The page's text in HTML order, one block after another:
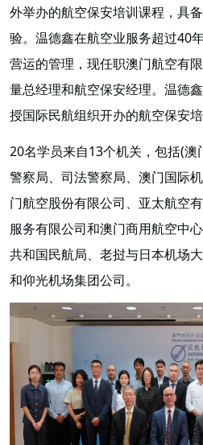
外举办的航空保安培训课程，具
验。温德鑫在航空业服务超过40
营运的管理，现任职澳门航空有
量总经理和航空保安经理。温德
授国际民航组织开办的航空保安培
20名学员来自13个机关，包括(
警察局、司法警察局、澳门国际
门航空股份有限公司、亚太航空
服务有限公司和澳门商用航空中
共和国民航局、老挝与日本机场
和仰光机场集团公司。